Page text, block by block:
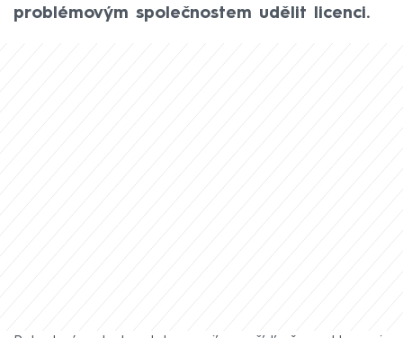
problémovým společnostem udělit licenci.